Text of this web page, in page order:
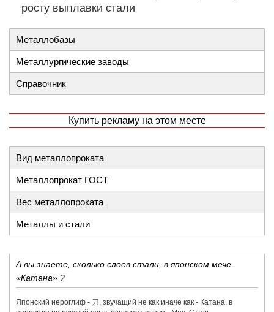
росту выплавки стали
Металлобазы
Металлургические заводы
Справочник
Купить рекламу на этом месте
Вид металлопроката
Металлопрокат ГОСТ
Вес металлопроката
Металлы и стали
А вы знаете, сколько слоев стали, в японском мече
«Катана» ?
Японский иероглиф - 刀,​ звучащий не как иначе как - Катана, в